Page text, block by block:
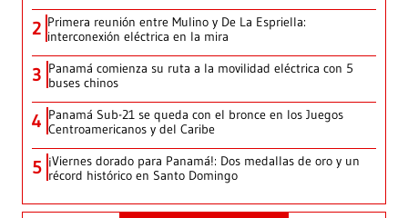
2 Primera reunión entre Mulino y De La Espriella:
interconexión eléctrica en la mira
3 Panamá comienza su ruta a la movilidad eléctrica con 5
buses chinos
4 Panamá Sub-21 se queda con el bronce en los Juegos
Centroamericanos y del Caribe
5 ¡Viernes dorado para Panamá!: Dos medallas de oro y un
récord histórico en Santo Domingo